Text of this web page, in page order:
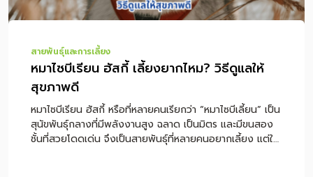
สายพันธุ์และการเลี้ยง
หมาไซบีเรียน ฮัสกี้ เลี้ยงยากไหม? วิธีดูแลให้
สุขภาพดี
หมาไซบีเรียน ฮัสกี้ หรือที่หลายคนเรียกว่า “หมาไซบีเลี้ยน” เป็น
สุนัขพันธุ์กลางที่มีพลังงานสูง ฉลาด เป็นมิตร และมีขนสอง
ชั้นที่สวยโดดเด่น จึงเป็นสายพันธุ์ที่หลายคนอยากเลี้ยง แต่ใน